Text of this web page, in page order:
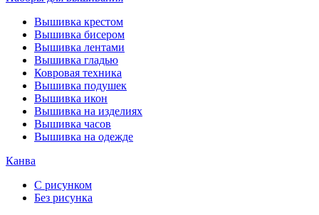
Вышивка крестом
Вышивка бисером
Вышивка лентами
Вышивка гладью
Ковровая техника
Вышивка подушек
Вышивка икон
Вышивка на изделиях
Вышивка часов
Вышивка на одежде
Канва
С рисунком
Без рисунка